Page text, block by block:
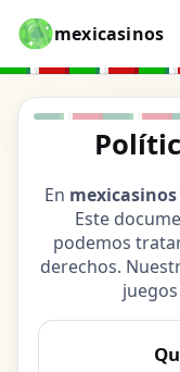
mexicasinos
En mexicasinos
Este
podemos
derechos.